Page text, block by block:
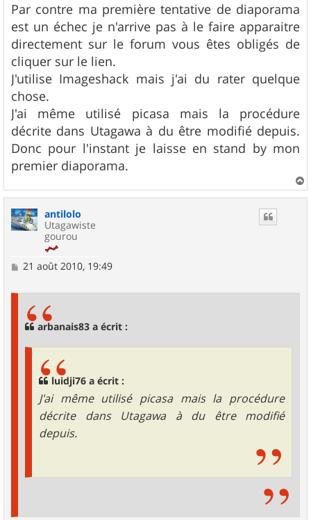
Par contre ma première tentative de diaporama
est un échec je n'arrive pas à le faire apparaitre
directement sur le forum vous êtes obligés de
cliquer sur le lien.
J'utilise Imageshack mais j'ai du rater quelque
chose.
J'ai même utilisé picasa mais la procédure
décrite dans Utagawa à du être modifié depuis.
Donc pour l'instant je laisse en stand by mon
premier diaporama.
a
antilolo
Utagawiste
gourou
M
21 août 2010, 19:49
arbanais83 a écrit :
luidji76 a écrit :
J'ai même utilisé picasa mais la procédure
décrite dans Utagawa à du être modifié
depuis.